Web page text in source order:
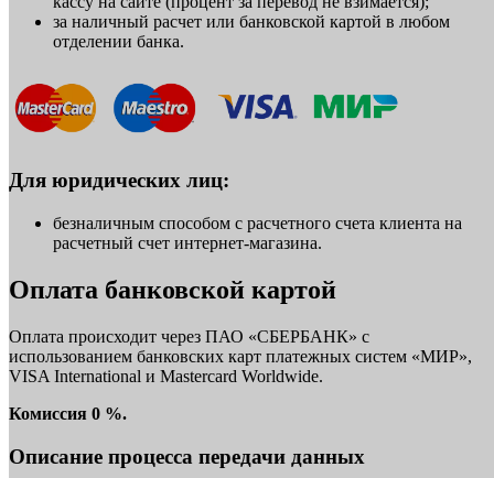
за наличный расчет или банковской картой в любом
отделении банка.
Для юридических лиц:
безналичным способом с расчетного счета клиента на
расчетный счет интернет-магазина.
Оплата банковской картой
Оплата происходит через ПАО «СБЕРБАНК» с
использованием банковских карт платежных систем «МИР»,
VISA International и Mastercard Worldwide.
Комиссия 0 %.
Описание процесса передачи данных